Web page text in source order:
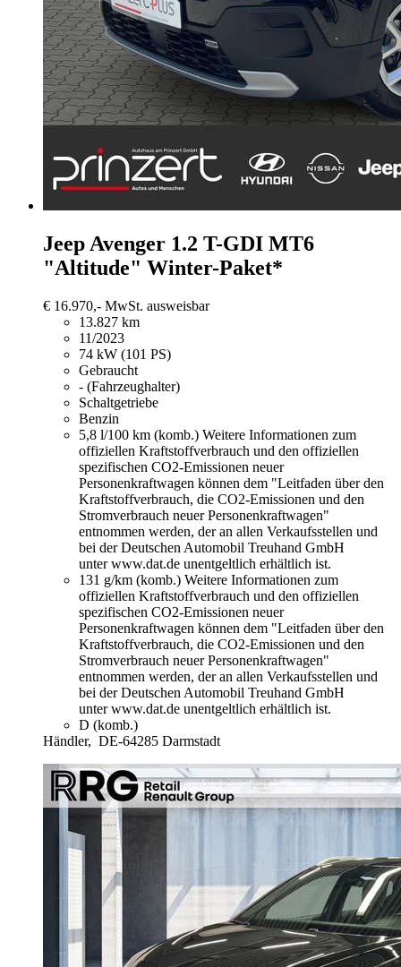
Jeep Avenger 1.2 T-GDI MT6
"Altitude" Winter-Paket*
€ 16.970,- MwSt. ausweisbar
13.827 km
11/2023
74 kW (101 PS)
Gebraucht
- (Fahrzeughalter)
Schaltgetriebe
Benzin
5,8 l/100 km (komb.) Weitere Informationen zum
offiziellen Kraftstoffverbrauch und den offiziellen
spezifischen CO2-Emissionen neuer
Personenkraftwagen können dem "Leitfaden über den
Kraftstoffverbrauch, die CO2-Emissionen und den
Stromverbrauch neuer Personenkraftwagen"
entnommen werden, der an allen Verkaufsstellen und
bei der Deutschen Automobil Treuhand GmbH
unter www.dat.de unentgeltlich erhältlich ist.
131 g/km (komb.) Weitere Informationen zum
offiziellen Kraftstoffverbrauch und den offiziellen
spezifischen CO2-Emissionen neuer
Personenkraftwagen können dem "Leitfaden über den
Kraftstoffverbrauch, die CO2-Emissionen und den
Stromverbrauch neuer Personenkraftwagen"
entnommen werden, der an allen Verkaufsstellen und
bei der Deutschen Automobil Treuhand GmbH
unter www.dat.de unentgeltlich erhältlich ist.
D (komb.)
Händler, DE-64285 Darmstadt